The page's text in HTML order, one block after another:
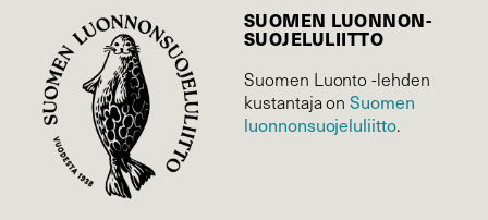
SUOMEN LUONNON­
SUOJELU­LIITTO
Suomen Luonto -lehden
kustantaja onSuomen
luonnonsuojelu­liitto.